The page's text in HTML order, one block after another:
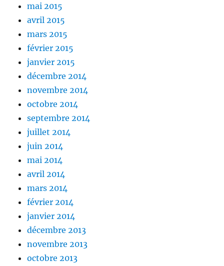
mai 2015
avril 2015
mars 2015
février 2015
janvier 2015
décembre 2014
novembre 2014
octobre 2014
septembre 2014
juillet 2014
juin 2014
mai 2014
avril 2014
mars 2014
février 2014
janvier 2014
décembre 2013
novembre 2013
octobre 2013